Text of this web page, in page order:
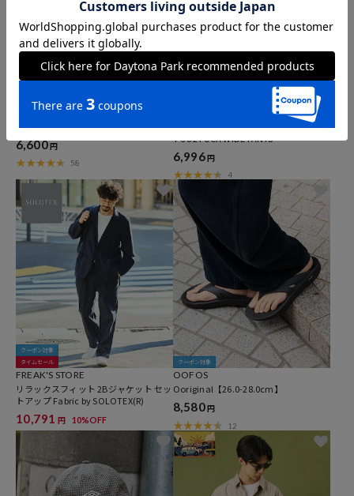
CAHLUMN
2-Pack Reversible Tee
6,600円
58
RED KAP × FREAK'S STORE 別注 SMU P
T-38 2TUCK WIDE PANTS
6,996円
4
クーポン対象
タイムセール
FREAK'S STORE
リラックスフィット 2Bジャケット セッ
トアップ Fabric by SOLOTEX(R)
10,791 円 10%OFF
クーポン対象
OOFOS
Ooriginal【26.0-28.0cm】
8,580 円
12